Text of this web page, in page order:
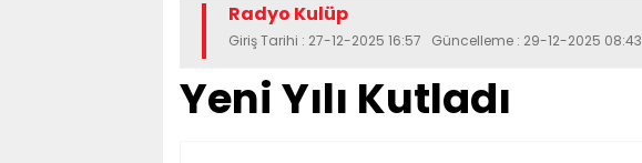
Radyo Kulüp
Giriş Tarihi : 27-12-2025 16:57 Güncelleme : 29-12-2025 08:43
Yeni Yılı Kutladı